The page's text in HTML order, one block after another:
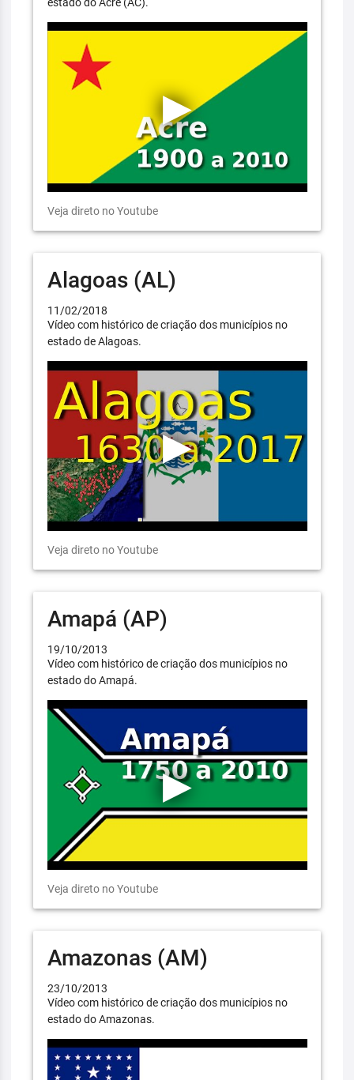
Veja direto no Youtube
Alagoas (AL)
11/02/2018
Vídeo com histórico de criação dos municípios no
estado de Alagoas.
Veja direto no Youtube
Amapá (AP)
19/10/2013
Vídeo com histórico de criação dos municípios no
estado do Amapá.
Veja direto no Youtube
Amazonas (AM)
23/10/2013
Vídeo com histórico de criação dos municípios no
estado do Amazonas.